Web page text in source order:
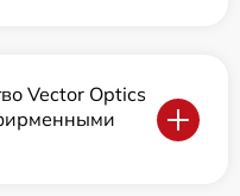
Vector Optics